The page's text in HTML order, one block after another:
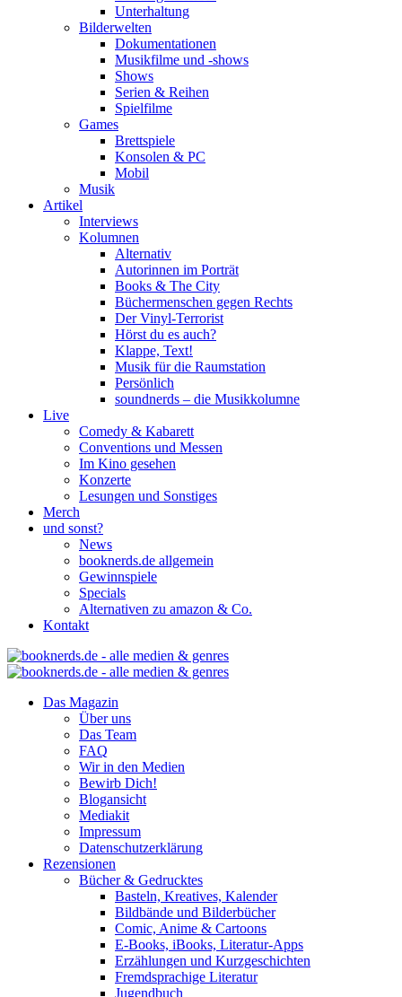
Unterhaltung
Bilderwelten
Dokumentationen
Musikfilme und -shows
Shows
Serien & Reihen
Spielfilme
Games
Brettspiele
Konsolen & PC
Mobil
Musik
Artikel
Interviews
Kolumnen
Alternativ
Autorinnen im Porträt
Books & The City
Büchermenschen gegen Rechts
Der Vinyl-Terrorist
Hörst du es auch?
Klappe, Text!
Musik für die Raumstation
Persönlich
soundnerds – die Musikkolumne
Live
Comedy & Kabarett
Conventions und Messen
Im Kino gesehen
Konzerte
Lesungen und Sonstiges
Merch
und sonst?
News
booknerds.de allgemein
Gewinnspiele
Specials
Alternativen zu amazon & Co.
Kontakt
Das Magazin
Über uns
Das Team
FAQ
Wir in den Medien
Bewirb Dich!
Blogansicht
Mediakit
Impressum
Datenschutzerklärung
Rezensionen
Bücher & Gedrucktes
Basteln, Kreatives, Kalender
Bildbände und Bilderbücher
Comic, Anime & Cartoons
E-Books, iBooks, Literatur-Apps
Erzählungen und Kurzgeschichten
Fremdsprachige Literatur
Jugendbuch